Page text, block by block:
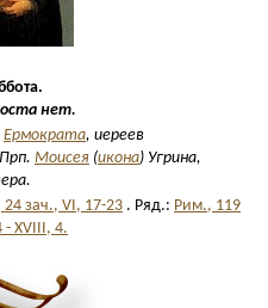
нет.
Ермократа, иереев
Моисея (икона) Угрина,
зач., VI, 17-23 . Ряд.: Рим., 119
XVIII, 4.